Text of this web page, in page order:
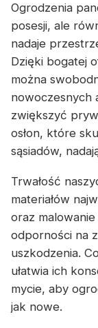
Ogrodzenia
posesji, ale
nadaje
Dzięki bogatej
można
nowoczesnych
zwiększyć
osłon, które
sąsiadów,
Trwałość
materiałów
oraz
odporności na
uszkodzenia.
ułatwia ich
mycie, aby
jak nowe.